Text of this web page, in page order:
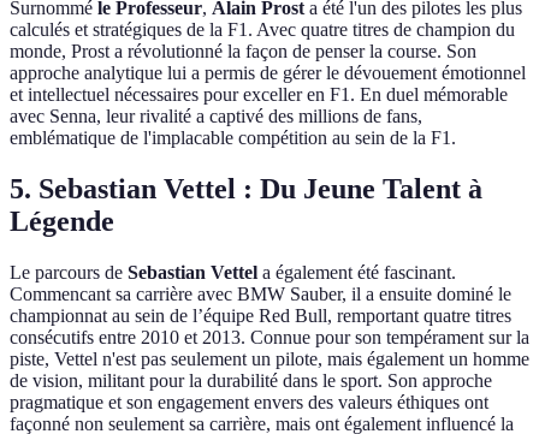
Surnommé le Professeur, Alain Prost a été l'un des pilotes les plus
calculés et stratégiques de la F1. Avec quatre titres de champion du
monde, Prost a révolutionné la façon de penser la course. Son
approche analytique lui a permis de gérer le dévouement émotionnel
et intellectuel nécessaires pour exceller en F1. En duel mémorable
avec Senna, leur rivalité a captivé des millions de fans,
emblématique de l'implacable compétition au sein de la F1.
5. Sebastian Vettel : Du Jeune Talent à
Légende
Le parcours de Sebastian Vettel a également été fascinant.
Commencant sa carrière avec BMW Sauber, il a ensuite dominé le
championnat au sein de l’équipe Red Bull, remportant quatre titres
consécutifs entre 2010 et 2013. Connue pour son tempérament sur la
piste, Vettel n'est pas seulement un pilote, mais également un homme
de vision, militant pour la durabilité dans le sport. Son approche
pragmatique et son engagement envers des valeurs éthiques ont
façonné non seulement sa carrière, mais ont également influencé la